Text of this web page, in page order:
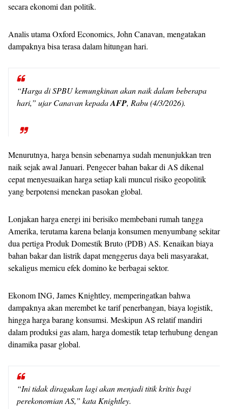
secara ekonomi dan politik.
Analis utama Oxford Economics, John Canavan, mengatakan
dampaknya bisa terasa dalam hitungan hari.
“Harga di SPBU kemungkinan akan naik dalam beberapa
hari,” ujar Canavan kepadaAFP, Rabu (4/3/2026).
Menurutnya, harga bensin sebenarnya sudah menunjukkan tren
naik sejak awal Januari. Pengecer bahan bakar di AS dikenal
cepat menyesuaikan harga setiap kali muncul risiko geopolitik
yang berpotensi menekan pasokan global.
Lonjakan harga energi ini berisiko membebani rumah tangga
Amerika, terutama karena belanja konsumen menyumbang sekitar
dua pertiga Produk Domestik Bruto (PDB) AS. Kenaikan biaya
bahan bakar dan listrik dapat menggerus daya beli masyarakat,
sekaligus memicu efek domino ke berbagai sektor.
Ekonom ING, James Knightley, memperingatkan bahwa
dampaknya akan merembet ke tarif penerbangan, biaya logistik,
hingga harga barang konsumsi. Meskipun AS relatif mandiri
dalam produksi gas alam, harga domestik tetap terhubung dengan
dinamika pasar global.
“Ini tidak diragukan lagi akan menjadi titik kritis bagi
perekonomian AS,” kata Knightley.